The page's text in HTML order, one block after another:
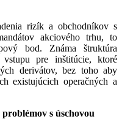
rizík a obchodníkov s
akciového trhu, to
bod. Známa štruktúra
vstupu pre inštitúcie, ktoré
derivátov, bez toho aby
existujúcich operačných a
s úschovou